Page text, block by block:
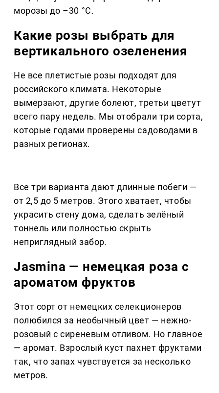
морозы до –30 °C.
Какие розы выбрать для
вертикального озеленения
Не все плетистые розы подходят для
российского климата. Некоторые
вымерзают, другие болеют, третьи цветут
всего пару недель. Мы отобрали три сорта,
которые годами проверены садоводами в
разных регионах.
Все три варианта дают длинные побеги —
от 2,5 до 5 метров. Этого хватает, чтобы
украсить стену дома, сделать зелёный
тоннель или полностью скрыть
неприглядный забор.
Jasmina — немецкая роза с
ароматом фруктов
Этот сорт от немецких селекционеров
полюбился за необычный цвет — нежно-
розовый с сиреневым отливом. Но главное
— аромат. Взрослый куст пахнет фруктами
так, что запах чувствуется за несколько
метров.